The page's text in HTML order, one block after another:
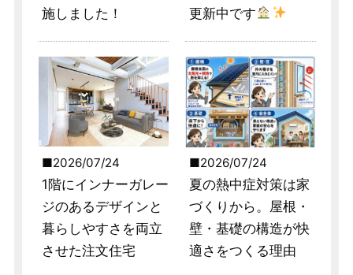
施しました！
更新中です
2026/07/24
1階にインナーガレー
ジのあるデザインと
暮らしやすさを両立
させた注文住宅
2026/07/24
夏の熱中症対策は家
づくりから。屋根・
壁・基礎の構造が快
適さをつくる理由